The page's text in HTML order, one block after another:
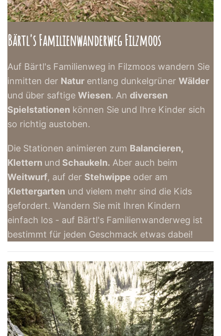
Bärtl's Familienwanderweg Filzmoos
Auf Bärtl's Familienweg in Filzmoos wandern Sie
inmitten der Natur entlang dunkelgrüner Wälder
und über saftige Wiesen. An diversen
Spielstationen können Sie und Ihre Kinder sich
so richtig austoben.
Die Stationen animieren zum Balancieren,
Klettern und Schaukeln. Aber auch beim
Weitwurf, auf der Stehwippe oder am
Klettergarten und vielem mehr sind die Kids
gefordert. Wandern Sie mit Ihren Kindern
einfach los - auf Bärtl's Familienwanderweg ist
bestimmt für jeden Geschmack etwas dabei!